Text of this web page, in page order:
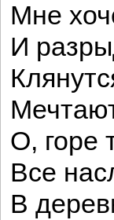
Мне
И
О, горе
Все
В